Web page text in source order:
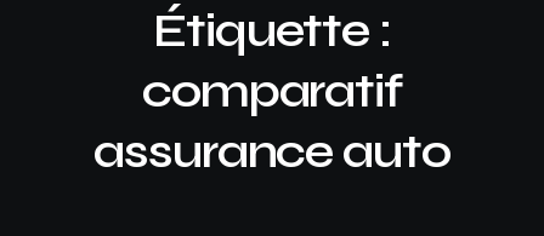
Étiquette :
comparatif
assurance auto